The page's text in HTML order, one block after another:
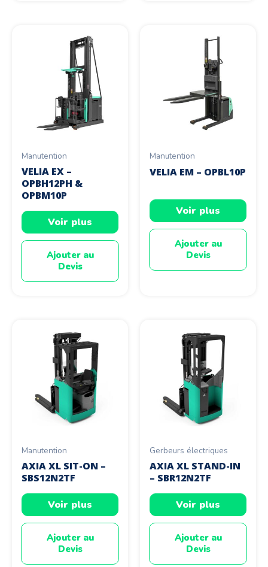
Manutention
VELIA EX –
OPBH12PH &
OPBM10P
Voir plus
Ajouter au
Devis
Manutention
VELIA EM – OPBL10P
Voir plus
Ajouter au
Devis
Manutention
AXIA XL SIT-ON –
SBS12N2TF
Voir plus
Ajouter au
Devis
Gerbeurs électriques
AXIA XL STAND-IN
– SBR12N2TF
Voir plus
Ajouter au
Devis